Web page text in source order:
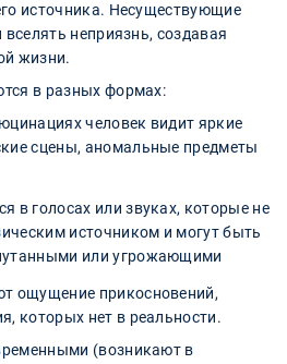
источника. Несуществующие
неприязнь, создавая
жизни.
в разных формах:
человек видит яркие
сцены, аномальные предметы
в голосах или звуках, которые не
источником и могут быть
или угрожающими
ощущение прикосновений,
которых нет в реальности.
(возникают в